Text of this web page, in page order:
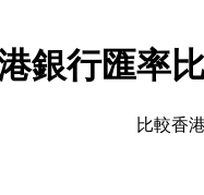
銀行匯率
比較香